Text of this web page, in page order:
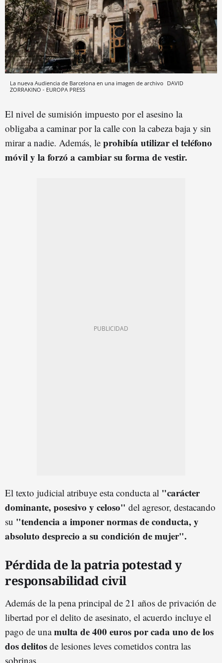
La nueva Audiencia de Barcelona en una imagen de archivo DAVID
ZORRAKINO - EUROPA PRESS
El nivel de sumisión impuesto por el asesino la
obligaba a caminar por la calle con la cabeza baja y sin
mirar a nadie. Además, le prohibía utilizar el teléfono
móvil y la forzó a cambiar su forma de vestir.
El texto judicial atribuye esta conducta al "carácter
dominante, posesivo y celoso" del agresor, destacando
su "tendencia a imponer normas de conducta, y
absoluto desprecio a su condición de mujer".
Pérdida de la patria potestad y
responsabilidad civil
Además de la pena principal de 21 años de privación de
libertad por el delito de asesinato, el acuerdo incluye el
pago de unamulta de 400 euros por cada uno de los
dos delitos de lesiones leves cometidos contra las
sobrinas.